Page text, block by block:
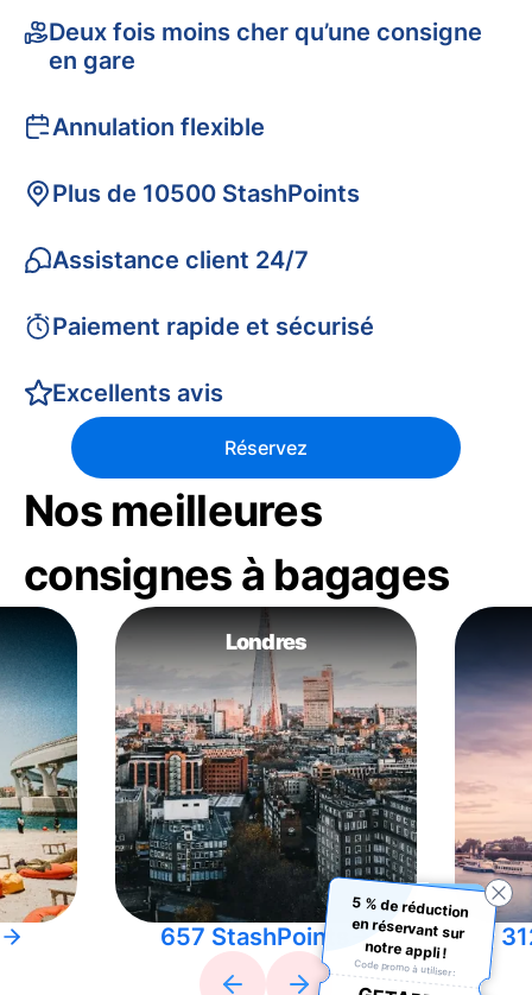
Deux fois moins cher qu’une consigne
en gare
Annulation flexible
Plus de 10500 StashPoints
Assistance client 24/7
Paiement rapide et sécurisé
Excellents avis
Réservez
Nos meilleures
consignes à bagages
Londres
657 StashPoints
5 % de réduction
en réservant sur
notre appli !
Code promo à utiliser :